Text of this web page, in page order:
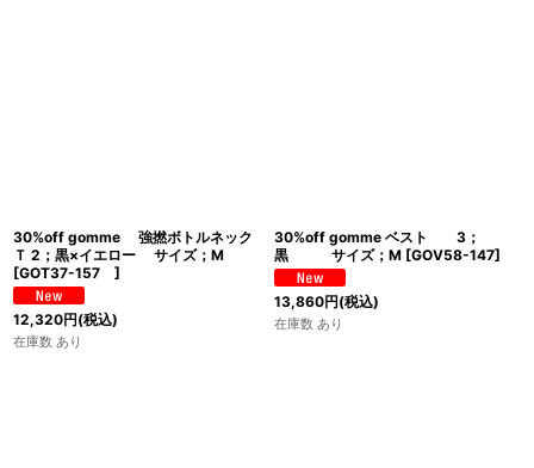
30%off gomme 強撚ボトルネック
Ｔ 2；黒×イエロー サイズ；M
[GOT37-157 ]
12,320円(税込)
在庫数 あり
30%off gomme ベスト 3；
黒 サイズ；M [GOV58-147]
13,860円(税込)
在庫数 あり